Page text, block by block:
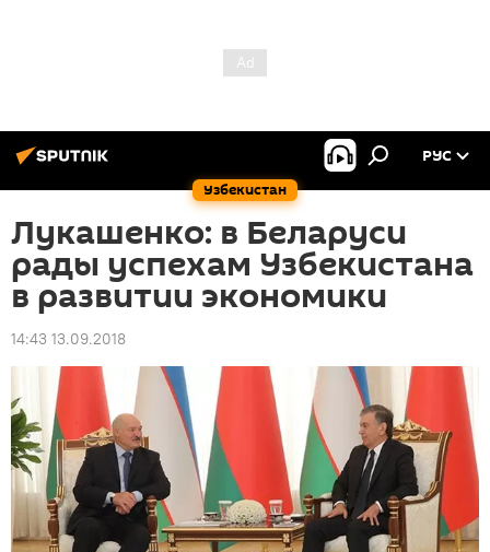
Узбекистан
РУС
Лукашенко: в Беларуси
рады успехам Узбекистана
в развитии экономики
14:43 13.09.2018